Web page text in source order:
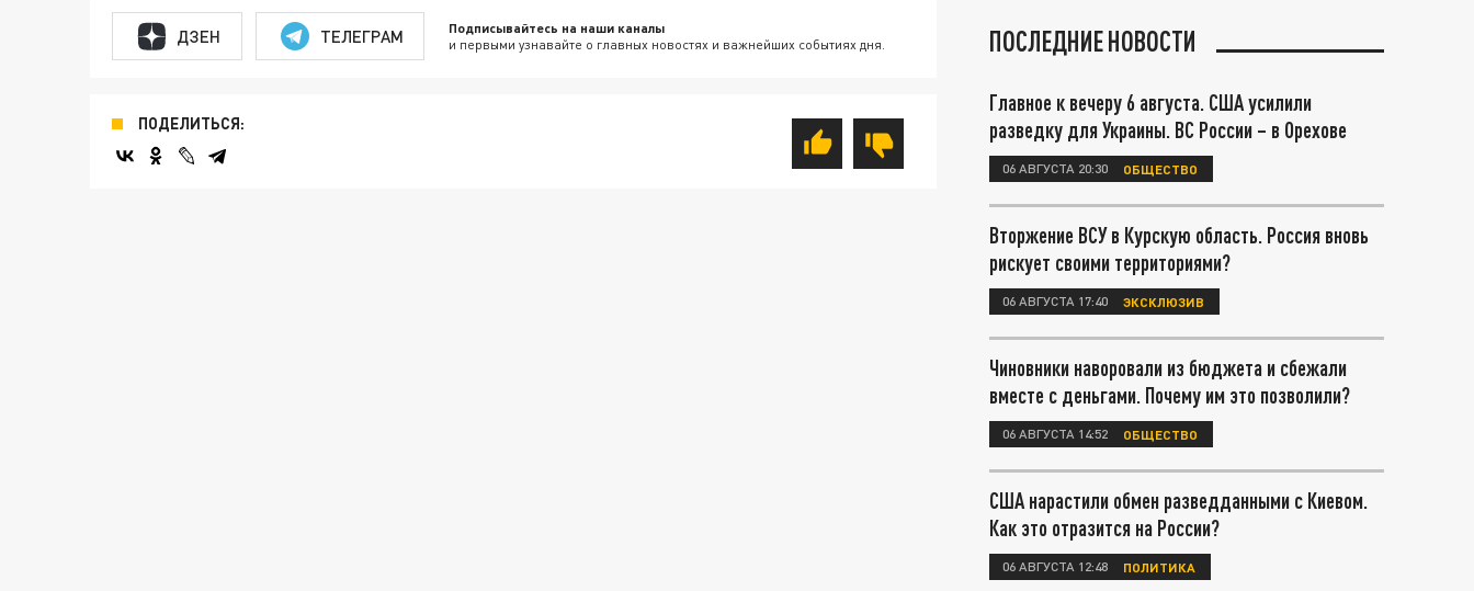
ДЗЕН ТЕЛЕГРАМ Подписывайтесь на наши каналы
и первыми узнавайте о главных новостях и важнейших событиях дня.
ПОДЕЛИТЬСЯ:
ПОСЛЕДНИЕ НОВОСТИ
Главное к вечеру 6 августа. США усилили
разведку для Украины. ВС России – в Орехове
06 АВГУСТА 20:30 ОБЩЕСТВО
Вторжение ВСУ в Курскую область. Россия вновь
рискует своими территориями?
06 АВГУСТА 17:40 ЭКСКЛЮЗИВ
Чиновники наворовали из бюджета и сбежали
вместе с деньгами. Почему им это позволили?
06 АВГУСТА 14:52 ОБЩЕСТВО
США нарастили обмен разведданными с Киевом.
Как это отразится на России?
06 АВГУСТА 12:48 ПОЛИТИКА